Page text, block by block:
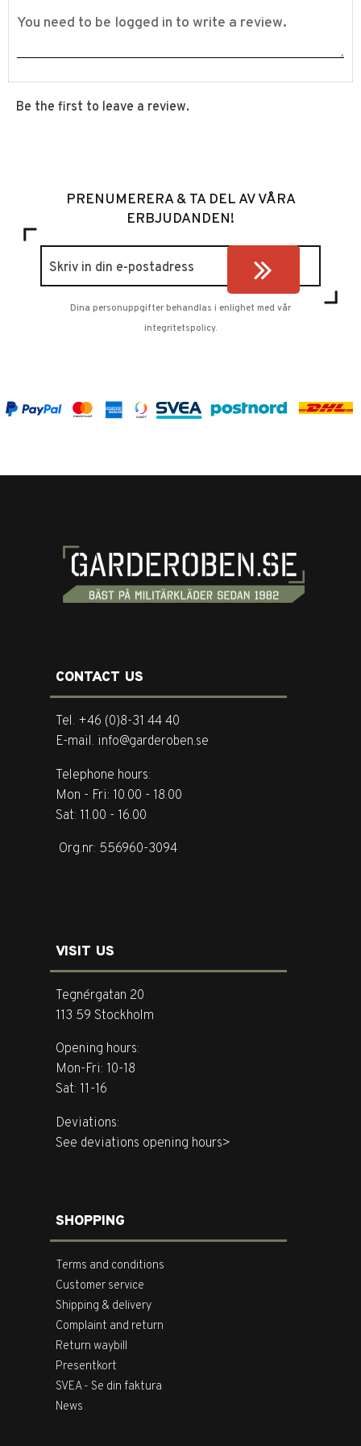
Be the first to leave a review.
PRENUMERERA & TA DEL AV VÅRA
ERBJUDANDEN!
Dina personuppgifter behandlas i enlighet med vår
integritetspolicy.
CONTACT US
Tel. +46 (0)8-31 44 40
E-mail. info@garderoben.se
Telephone hours:
Mon - Fri: 10.00 - 18.00
Sat: 11.00 - 16.00
Org.nr: 556960-3094
VISIT US
Tegnérgatan 20
113 59 Stockholm
Opening hours:
Mon-Fri: 10-18
Sat: 11-16
Deviations:
See deviations opening hours>
SHOPPING
Terms and conditions
Customer service
Shipping & delivery
Complaint and return
Return waybill
Presentkort
SVEA - Se din faktura
News